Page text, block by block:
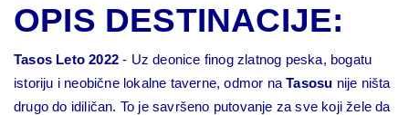
OPIS DESTINACIJE:
Tasos Leto 2022 - Uz deonice finog zlatnog peska, bogatu
istoriju i neobične lokalne taverne, odmor naTasosu nije ništa
drugo do idiličan. To je savršeno putovanje za sve koji žele da